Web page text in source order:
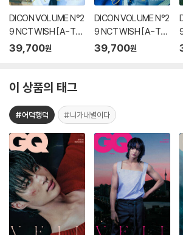
DICON VOLUME N°2
9 NCT WISH [A-TY
PE] 1. SION
39,700원
DICON VOLUME N°2
9 NCT WISH [A-TY
PE] 2. YUSHI
39,700원
이 상품의 태그
#어덕행덕 #니가내별이다